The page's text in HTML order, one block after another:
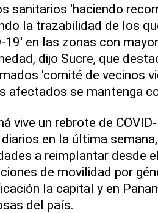
sanitarios 'haciendo
la trazabilidad de los
19' en las zonas con
dijo Sucre, que
'comité de vecinos
afectados se mantenga
vive un rebrote de
en la última
a reimplantar desde
de movilidad por
la capital y en
del país.